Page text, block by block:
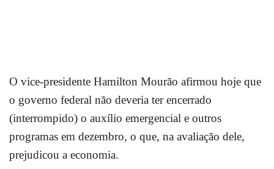
O vice-presidente Hamilton Mourão afirmou hoje que
o governo federal não deveria ter encerrado
(interrompido) o auxílio emergencial e outros
programas em dezembro, o que, na avaliação dele,
prejudicou a economia.